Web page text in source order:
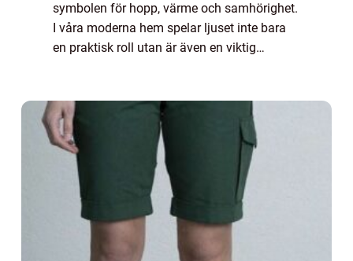
symbolen för hopp, värme och samhörighet.
I våra moderna hem spelar ljuset inte bara
en praktisk roll utan är även en viktig